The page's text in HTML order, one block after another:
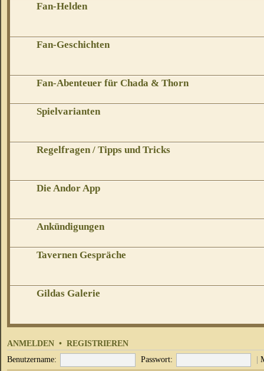
Fan-Helden
Fan-Geschichten
Fan-Abenteuer für Chada & Thorn
Spielvarianten
Regelfragen / Tipps und Tricks
Die Andor App
Ankündigungen
Tavernen Gespräche
Gildas Galerie
ANMELDEN • REGISTRIEREN
Benutzername: Passwort: |